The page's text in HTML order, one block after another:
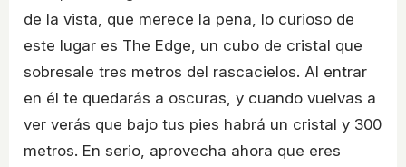
de la vista, que merece la pena, lo curioso de
este lugar es The Edge, un cubo de cristal que
sobresale tres metros del rascacielos. Al entrar
en él te quedarás a oscuras, y cuando vuelvas a
ver verás que bajo tus pies habrá un cristal y 300
metros. En serio, aprovecha ahora que eres